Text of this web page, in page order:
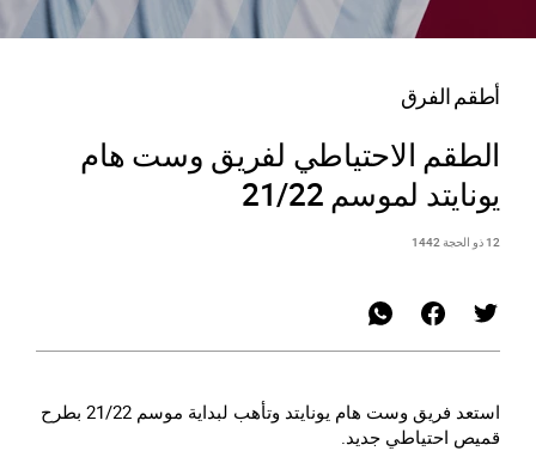
أطقم الفرق
الطقم الاحتياطي لفريق وست هام
يونايتد لموسم 21/22
12 ذو الحجة 1442
استعد فريق وست هام يونايتد وتأهب لبداية موسم 21/22 بطرح
قميص احتياطي جديد.